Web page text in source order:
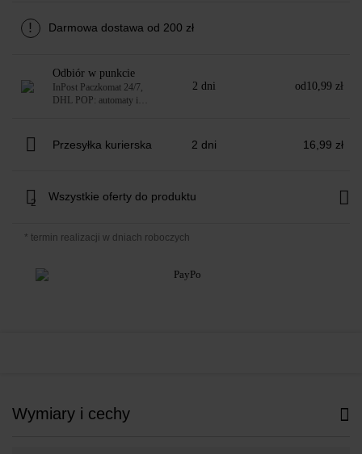
! Darmowa dostawa od 200 zł
Odbiór w punkcie
InPost Paczkomat 24/7,
DHL POP: automaty i
2 dni od 10,99 zł
Przesyłka kurierska 2 dni 16,99 zł
2 Wszystkie oferty do produktu
* termin realizacji w dniach roboczych
Wymiary i cechy